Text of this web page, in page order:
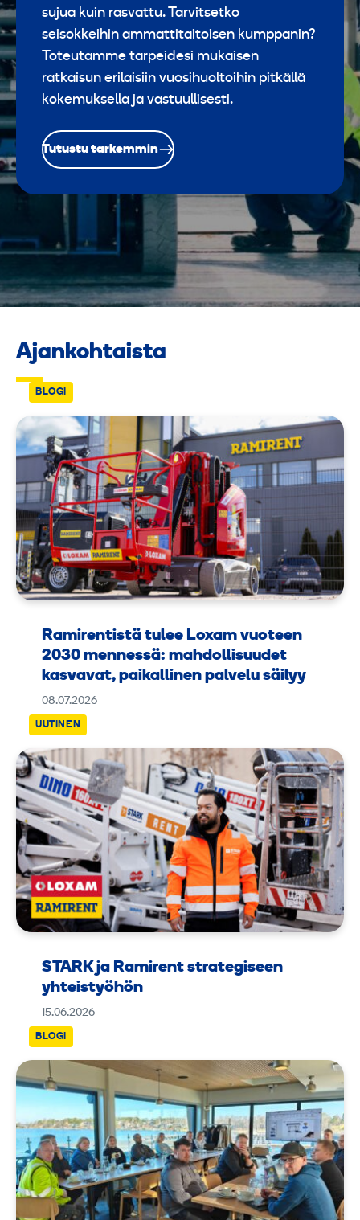
sujua kuin rasvattu. Tarvitsetko
seisokkeihin ammattitaitoisen kumppanin?
Toteutamme tarpeidesi mukaisen
ratkaisun erilaisiin vuosihuoltoihin pitkällä
kokemuksella ja vastuullisesti.
Tutustu tarkemmin
Ajankohtaista
Ramirentistä tulee Loxam vuoteen
2030 mennessä: mahdollisuudet
kasvavat, paikallinen palvelu säilyy
08.07.2026
BLOGI
STARK ja Ramirent strategiseen
yhteistyöhön
15.06.2026
UUTINEN
BLOGI